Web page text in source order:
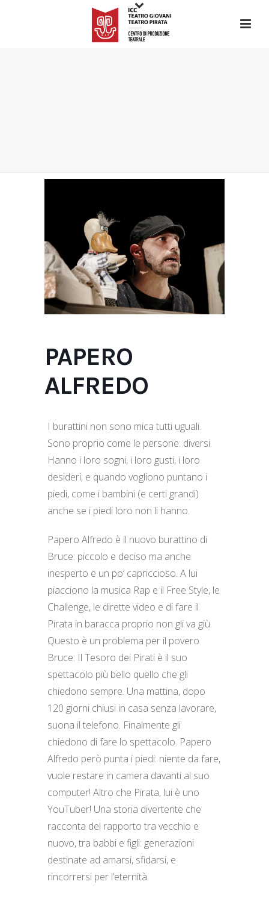
PAPERO
ALFREDO
I burattini non sono mica tutti uguali.
Sono proprio come le persone: diversi.
Hanno i loro sogni, i loro gusti, i loro
desideri; e quando vogliono puntano i
piedi, come i bambini (e certi grandi)
anche se i piedi loro non li hanno.
Papero Alfredo è il nuovo burattino di
Bruce: piccolo e deciso ma anche
inesperto e un po’ capriccioso. A lui
piacciono la musica Rap e il Free Style, le
Challenge, le dirette video e di fare il
Pirata in baracca proprio non gli va giù.
Questo è un problema per il povero
Bruce: Il Tesoro dei Pirati è il suo
spettacolo più bello quello che gli
chiedono sempre. Una mattina, dopo
120 giorni chiusi in casa senza lavorare,
suona il telefono. Finalmente gli
chiedono di fare lo spettacolo. Papero
Alfredo però punta i piedi: niente da fare,
vuole restare in camera davanti al suo
computer! Altro che Pirata, lui è uno
YouTuber! Una storia divertente che
racconta del rapporto tra vecchio e
nuovo, tra babbi e figli: generazioni
destinate ad amarsi, sfidarsi, e
rincorrersi per l’eternità.